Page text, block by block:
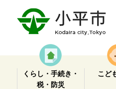
くらし・手続き・
税・防災
こど